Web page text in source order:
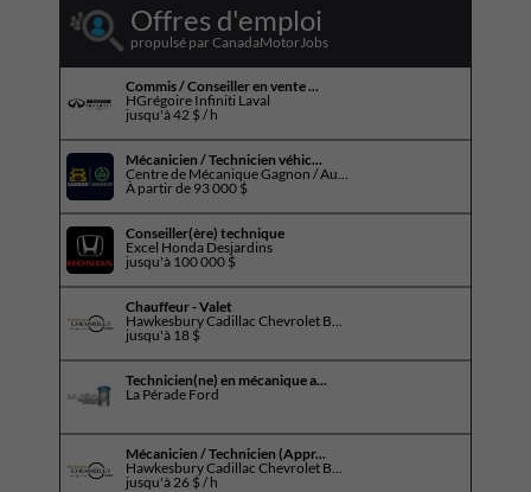
Offres d'emploi
propulsé par CanadaMotorJobs
Commis / Conseiller en vente ...
HGrégoire Infiniti Laval
jusqu'à42 $ / h
Mécanicien / Technicien véhic...
Centre de Mécanique Gagnon / Au...
À partir de 93 000 $
Conseiller(ère) technique
Excel Honda Desjardins
jusqu'à 100 000 $
Chauffeur - Valet
Hawkesbury Cadillac Chevrolet B...
jusqu'à 18 $
Technicien(ne) en mécanique a...
La Pérade Ford
Mécanicien / Technicien (Appr...
Hawkesbury Cadillac Chevrolet B...
jusqu'à 26 $ / h